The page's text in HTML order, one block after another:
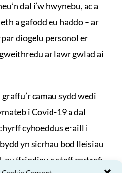
dal i’w hwynebu, ac a
a gafodd eu haddo – ar
diogelu personol er
ar lawr gwlad ai
camau sydd wedi
i Covid-19 a dal
cyhoeddus eraill i
yn sicrhau bod lleisiau
eu ffrindiau a staff cartrefi